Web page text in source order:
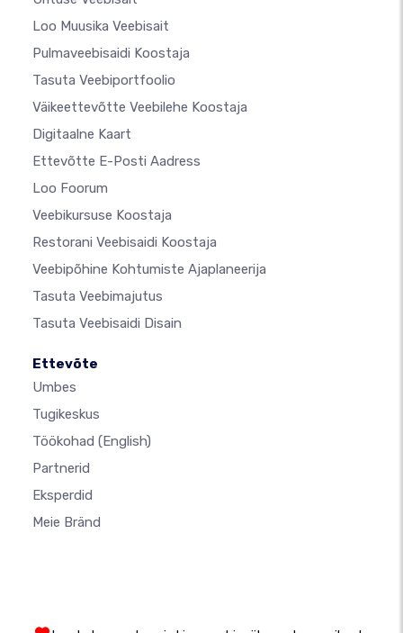
Loo Muusika Veebisait
Pulmaveebisaidi Koostaja
Tasuta Veebiportfoolio
Väikeettevõtte Veebilehe Koostaja
Digitaalne Kaart
Ettevõtte E-Posti Aadress
Loo Foorum
Veebikursuse Koostaja
Restorani Veebisaidi Koostaja
Veebipõhine Kohtumiste Ajaplaneerija
Tasuta Veebimajutus
Tasuta Veebisaidi Disain
Ettevõte
Umbes
Tugikeskus
Töökohad (English)
Partnerid
Eksperdid
Meie Bränd